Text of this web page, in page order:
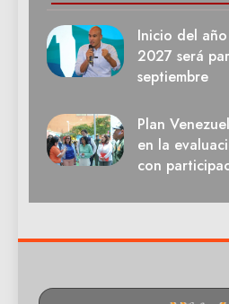
Inicio del
2027 será
septiembre
Plan
en la
con